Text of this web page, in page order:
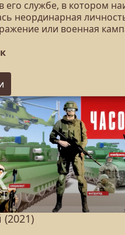
его службе, в котором
неординарная
или военная